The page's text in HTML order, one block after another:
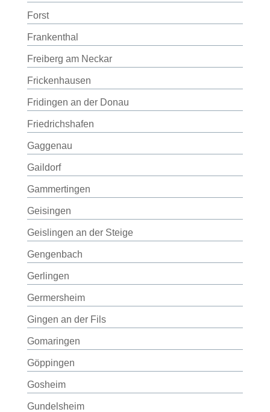
Forst
Frankenthal
Freiberg am Neckar
Frickenhausen
Fridingen an der Donau
Friedrichshafen
Gaggenau
Gaildorf
Gammertingen
Geisingen
Geislingen an der Steige
Gengenbach
Gerlingen
Germersheim
Gingen an der Fils
Gomaringen
Göppingen
Gosheim
Gundelsheim